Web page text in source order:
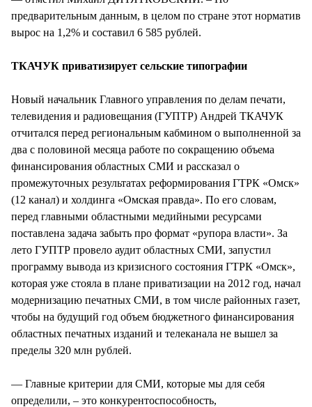
предварительным данным, в целом по стране этот норматив
вырос на 1,2% и составил 6 585 рублей.
ТКАЧУК приватизирует сельские типографии
Новый начальник Главного управления по делам печати,
телевидения и радиовещания (ГУПТР) Андрей ТКАЧУК
отчитался перед региональным кабмином о выполненной за
два с половиной месяца работе по сокращению объема
финансирования областных СМИ и рассказал о
промежуточных результатах реформирования ГТРК «Омск»
(12 канал) и холдинга «Омская правда». По его словам,
перед главными областными медийными ресурсами
поставлена задача забыть про формат «рупора власти». За
лето ГУПТР провело аудит областных СМИ, запустил
программу вывода из кризисного состояния ГТРК «Омск»,
которая уже стояла в плане приватизации на 2012 год, начал
модернизацию печатных СМИ, в том числе районных газет,
чтобы на будущий год объем бюджетного финансирования
областных печатных изданий и телеканала не вышел за
пределы 320 млн рублей.
— Главные критерии для СМИ, которые мы для себя
определили, – это конкурентоспособность,